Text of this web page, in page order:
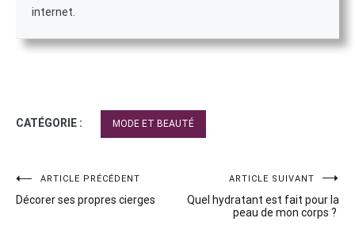
internet.
CATÉGORIE : MODE ET BEAUTÉ
Navigation
de
ARTICLE PRÉCÉDENT
Décorer ses propres cierges
ARTICLE SUIVANT
Quel hydratant est fait pour la
peau de mon corps ?